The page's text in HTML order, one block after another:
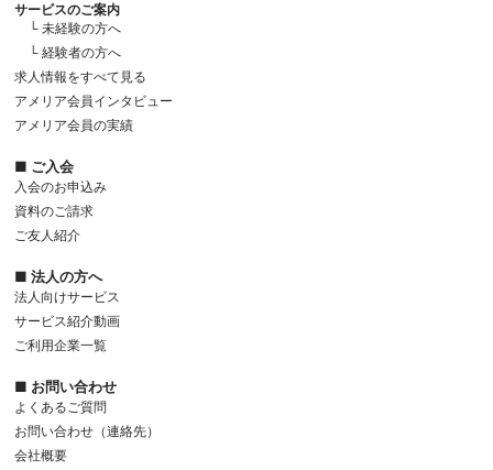
サービスのご案内
└ 未経験の方へ
└ 経験者の方へ
求人情報をすべて見る
アメリア会員インタビュー
アメリア会員の実績
■ ご入会
入会のお申込み
資料のご請求
ご友人紹介
■ 法人の方へ
法人向けサービス
サービス紹介動画
ご利用企業一覧
■ お問い合わせ
よくあるご質問
お問い合わせ（連絡先）
会社概要